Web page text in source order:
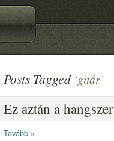
Posts Tagged ‘gitár’
Ez aztán a hangszer
Tovább »